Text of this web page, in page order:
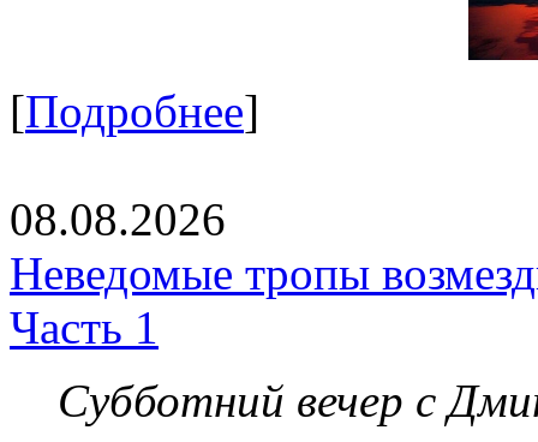
[Подробнее]
08.08.2026
Неведомые тропы
Часть 1
Субботний вечер с